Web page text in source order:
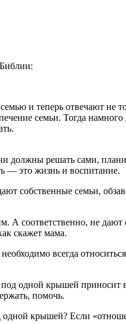
и теперь отвечают не
семьи. Тогда
должны решать сами,
— это жизнь и воспитание.
собственные семьи,
соответственно, не дают
скажет мама.
всегда
одной крышей приносит
помочь.
крышей? Если